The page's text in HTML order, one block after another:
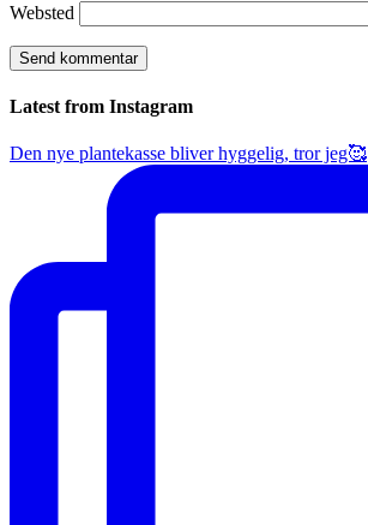
Websted
Latest from Instagram
Den nye plantekasse bliver hyggelig, tror jeg🥰